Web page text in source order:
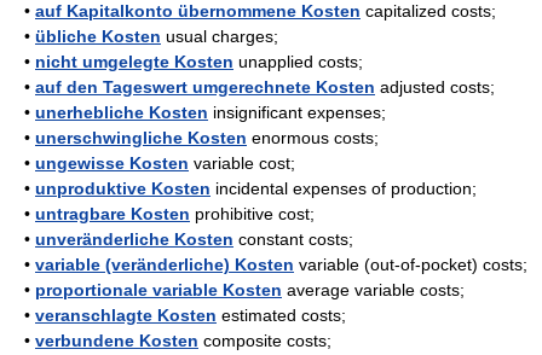
• auf Kapitalkonto übernommene Kosten capitalized costs;
• übliche Kosten usual charges;
• nicht umgelegte Kosten unapplied costs;
• auf den Tageswert umgerechnete Kosten adjusted costs;
• unerhebliche Kosten insignificant expenses;
• unerschwingliche Kosten enormous costs;
• ungewisse Kosten variable cost;
• unproduktive Kosten incidental expenses of production;
• untragbare Kosten prohibitive cost;
• unveränderliche Kosten constant costs;
• variable (veränderliche) Kosten variable (out-of-pocket) costs;
• proportionale variable Kosten average variable costs;
• veranschlagte Kosten estimated costs;
• verbundene Kosten composite costs;